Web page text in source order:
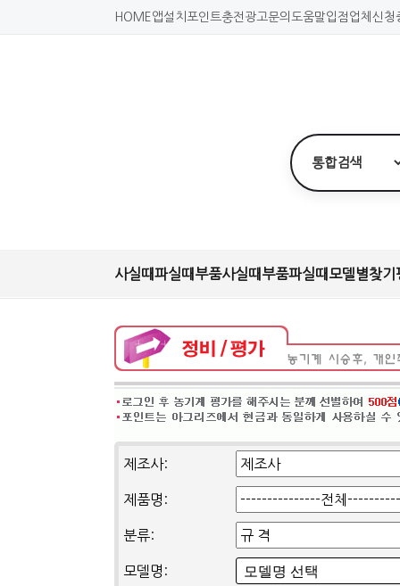
HOME 앱설치 포인트충전 광고문의 도움말입점업체신청
사실때파실때 부품사실때 부품파실때 모델별찾기
제조사:
제품명:
분류:
모델명: 모델명 선택